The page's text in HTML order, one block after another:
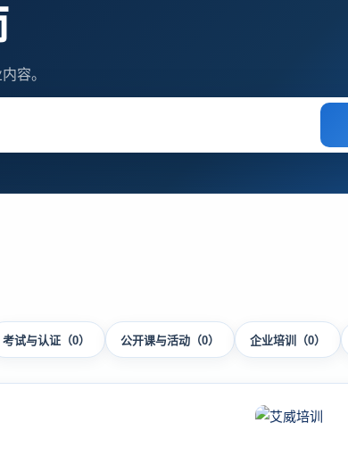
容。
考试与认证（0） 公开课与活动（0） 企业培训（0）